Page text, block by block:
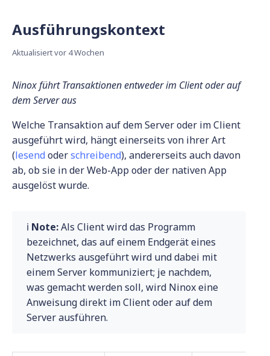
Ausführungskontext
Aktualisiertvor 4 Wochen
Ninox führt Transaktionen entweder im Client oder auf
dem Server aus
Welche Transaktion auf dem Server oder im Client
ausgeführt wird, hängt einerseits von ihrer Art
(lesend oderschreibend), andererseits auch davon
ab, ob sie in der Web-App oder der nativen App
ausgelöst wurde.
ℹ️ Note:Als Client wird das Programm
bezeichnet, das auf einem Endgerät eines
Netzwerks ausgeführt wird und dabei mit
einem Server kommuniziert; je nachdem,
was gemacht werden soll, wird Ninox eine
Anweisung direkt im Client oder auf dem
Server ausführen.